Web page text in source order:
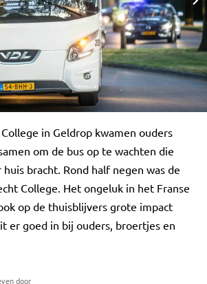
in Geldrop kwamen ouders
om de bus op te wachten die
bracht. Rond half negen was de
College. Het ongeluk in het Franse
op de thuisblijvers grote impact
er goed in bij ouders, broertjes en
door